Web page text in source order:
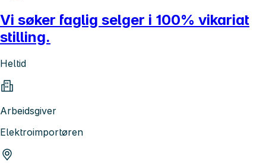
Vi søker faglig selger i 100% vikariat
stilling.
Heltid
Arbeidsgiver
Elektroimportøren